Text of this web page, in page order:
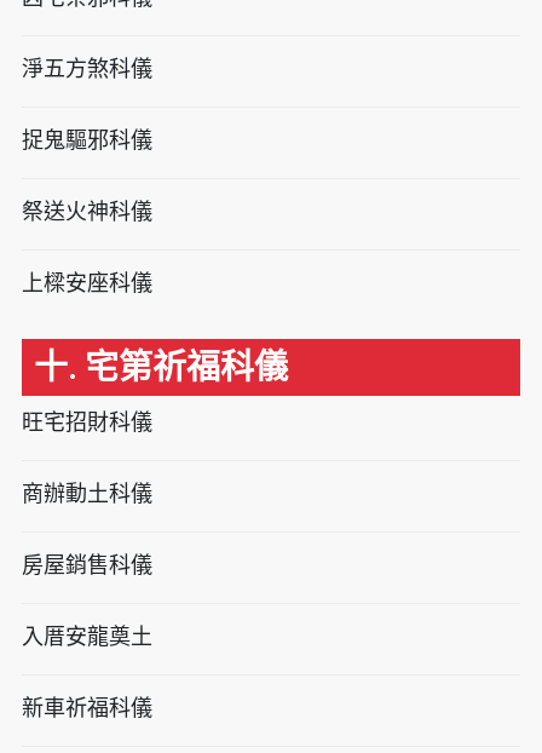
淨五方煞科儀
捉鬼驅邪科儀
祭送火神科儀
上樑安座科儀
十. 宅第祈福科儀
旺宅招財科儀
商辦動土科儀
房屋銷售科儀
入厝安龍奠土
新車祈福科儀